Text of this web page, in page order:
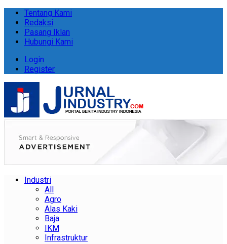
Tentang Kami
Redaksi
Pasang Iklan
Hubungi Kami
Login
Register
Industri
All
Agro
Alas Kaki
Baja
IKM
Infrastruktur